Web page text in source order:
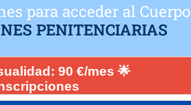
para acceder alCuerpo
PENITENCIARIAS
90 €/mes 🌟